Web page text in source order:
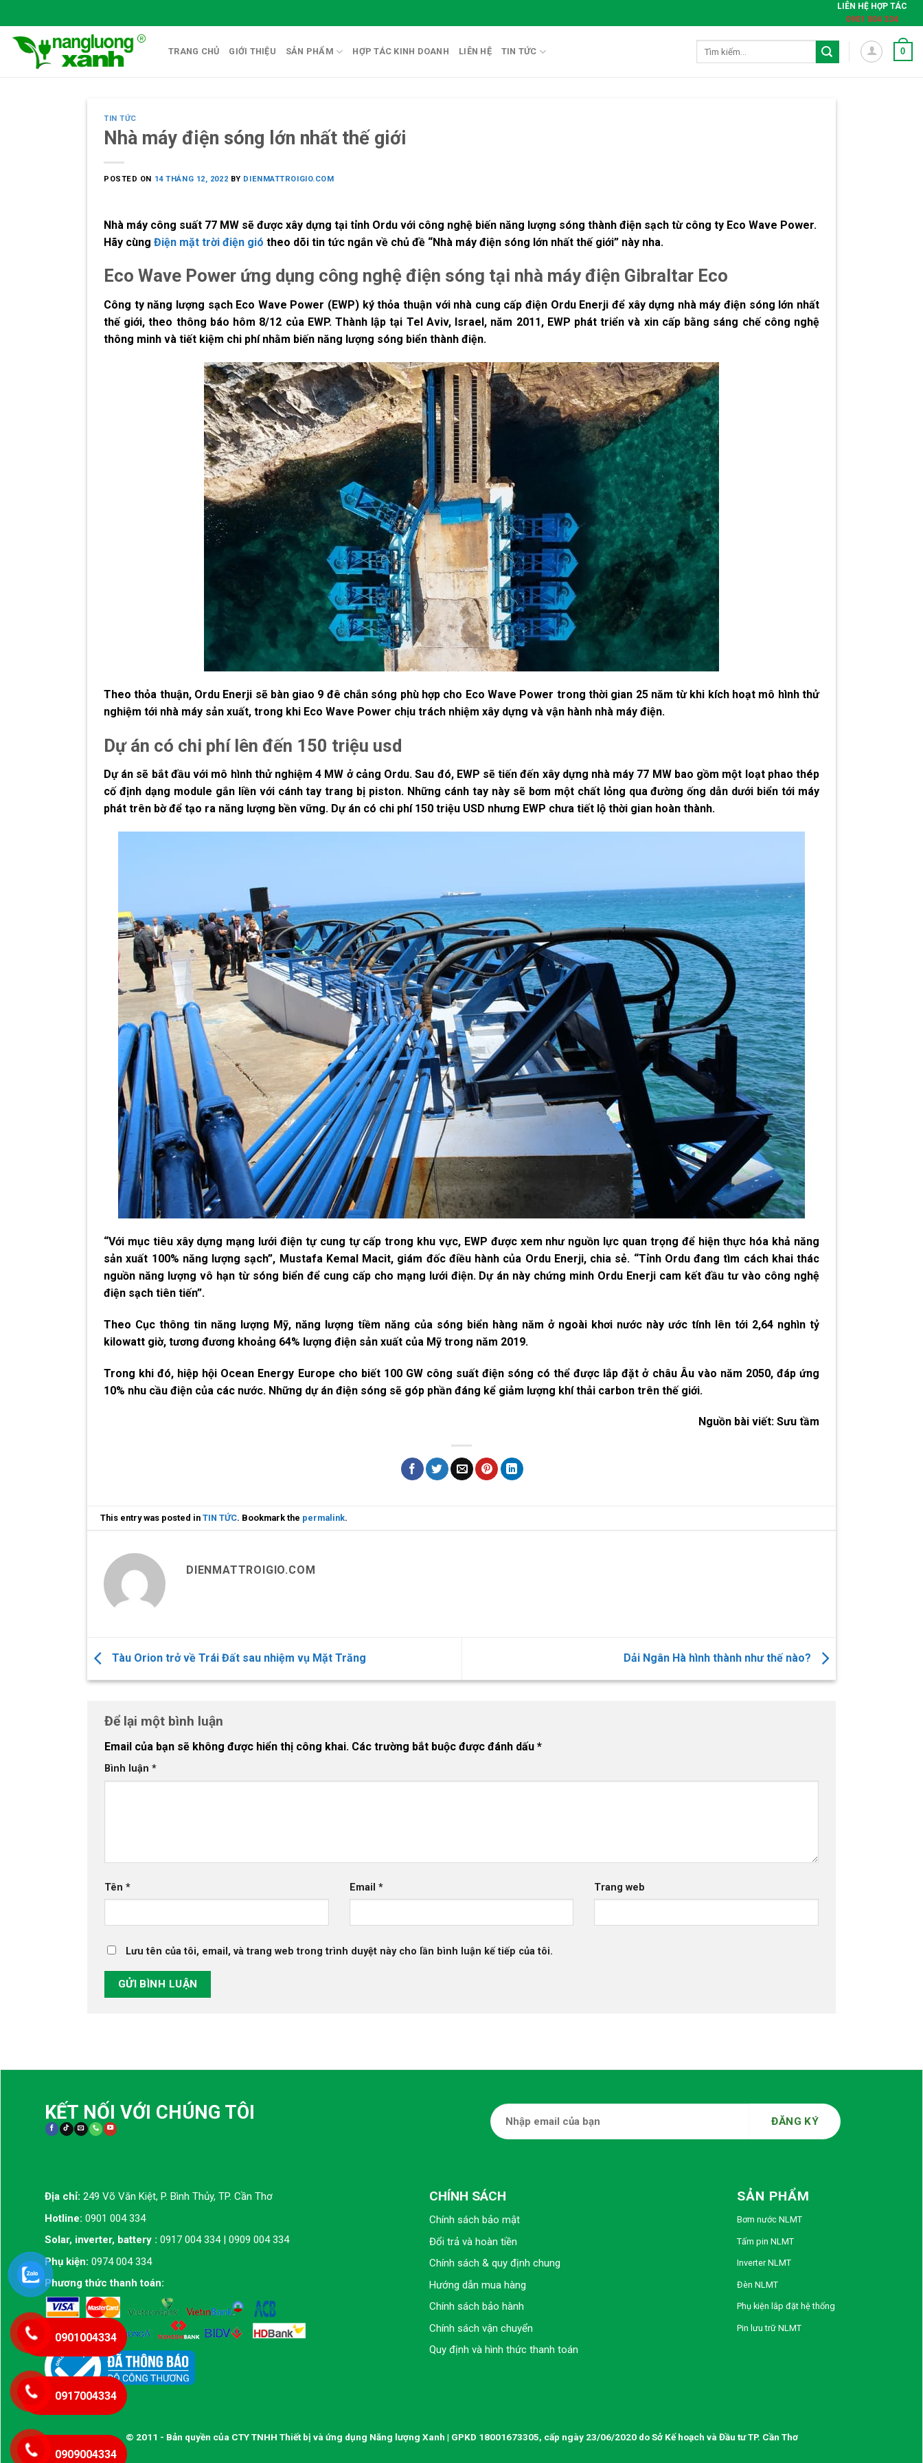
to
content
LIÊN HỆ HỢP TÁC
0901 004 334
TRANG CHỦ GIỚI THIỆU SẢN PHẨM HỢP TÁC KINH DOANH LIÊN HỆ TIN TỨC 0
TIN TỨC
Nhà máy điện sóng lớn nhất thế giới
POSTED ON 14 THÁNG 12, 2022 BY DIENMATTROIGIO.COM
Nhà máy công suất 77 MW sẽ được xây dựng tại tỉnh Ordu với công nghệ biến năng lượng sóng thành điện sạch từ công ty Eco Wave Power.
Hãy cùng Điện mặt trời điện gió theo dõi tin tức ngắn về chủ đề “Nhà máy điện sóng lớn nhất thế giới” này nha.
Eco Wave Power ứng dụng công nghệ điện sóng tại nhà máy điện Gibraltar Eco
Công ty năng lượng sạch Eco Wave Power (EWP) ký thỏa thuận với nhà cung cấp điện Ordu Enerji để xây dựng nhà máy điện sóng lớn nhất
thế giới, theo thông báo hôm 8/12 của EWP. Thành lập tại Tel Aviv, Israel, năm 2011, EWP phát triển và xin cấp bằng sáng chế công nghệ
thông minh và tiết kiệm chi phí nhằm biến năng lượng sóng biển thành điện.
Theo thỏa thuận, Ordu Enerji sẽ bàn giao 9 đê chắn sóng phù hợp cho Eco Wave Power trong thời gian 25 năm từ khi kích hoạt mô hình thử
nghiệm tới nhà máy sản xuất, trong khi Eco Wave Power chịu trách nhiệm xây dựng và vận hành nhà máy điện.
Dự án có chi phí lên đến 150 triệu usd
Dự án sẽ bắt đầu với mô hình thử nghiệm 4 MW ở cảng Ordu. Sau đó, EWP sẽ tiến đến xây dựng nhà máy 77 MW bao gồm một loạt phao thép
cố định dạng module gắn liền với cánh tay trang bị piston. Những cánh tay này sẽ bơm một chất lỏng qua đường ống dẫn dưới biển tới máy
phát trên bờ để tạo ra năng lượng bền vững. Dự án có chi phí 150 triệu USD nhưng EWP chưa tiết lộ thời gian hoàn thành.
“Với mục tiêu xây dựng mạng lưới điện tự cung tự cấp trong khu vực, EWP được xem như nguồn lực quan trọng để hiện thực hóa khả năng
sản xuất 100% năng lượng sạch”, Mustafa Kemal Macit, giám đốc điều hành của Ordu Enerji, chia sẻ. “Tỉnh Ordu đang tìm cách khai thác
nguồn năng lượng vô hạn từ sóng biển để cung cấp cho mạng lưới điện. Dự án này chứng minh Ordu Enerji cam kết đầu tư vào công nghệ
điện sạch tiên tiến”.
Theo Cục thông tin năng lượng Mỹ, năng lượng tiềm năng của sóng biển hàng năm ở ngoài khơi nước này ước tính lên tới 2,64 nghìn tỷ
kilowatt giờ, tương đương khoảng 64% lượng điện sản xuất của Mỹ trong năm 2019.
Trong khi đó, hiệp hội Ocean Energy Europe cho biết 100 GW công suất điện sóng có thể được lắp đặt ở châu Âu vào năm 2050, đáp ứng
10% nhu cầu điện của các nước. Những dự án điện sóng sẽ góp phần đáng kể giảm lượng khí thải carbon trên thế giới.
Nguồn bài viết: Sưu tầm
This entry was posted inTIN TỨC. Bookmark the permalink.
DIENMATTROIGIO.COM
Tàu Orion trở về Trái Đất sau nhiệm vụ Mặt Trăng Dải Ngân Hà hình thành như thế nào?
Để lại một bình luận
Email của bạn sẽ không được hiển thị công khai. Các trường bắt buộc được đánh dấu *
Bình luận *
Tên * Email * Trang web
Lưu tên của tôi, email, và trang web trong trình duyệt này cho lần bình luận kế tiếp của tôi.
KẾT NỐI VỚI CHÚNG TÔI
Địa chỉ: 249 Võ Văn Kiệt, P. Bình Thủy, TP. Cần Thơ
Hotline: 0901 004 334
Solar, inverter, battery : 0917 004 334 | 0909 004 334
Phụ kiện: 0974 004 334
Phương thức thanh toán:
CHÍNH SÁCH
Chính sách bảo mật
Đổi trả và hoàn tiền
Chính sách & quy định chung
Hướng dẫn mua hàng
Chính sách bảo hành
Chính sách vận chuyển
Quy định và hình thức thanh toán
SẢN PHẨM
Bơm nước NLMT
Tấm pin NLMT
Inverter NLMT
Đèn NLMT
Phụ kiện lắp đặt hệ thống
Pin lưu trữ NLMT
© 2011 - Bản quyền của CTY TNHH Thiết bị và ứng dụng Năng lượng Xanh | GPKD 18001673305, cấp ngày 23/06/2020 do Sở Kế hoạch và Đầu tư TP. Cần Thơ
0901004334
0917004334
0909004334